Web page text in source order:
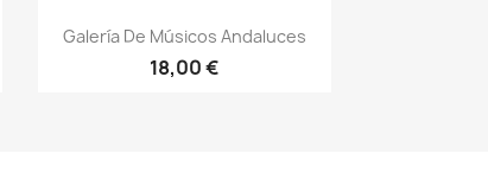
Vista rápida
Galería De Músicos Andaluces
18,00 €